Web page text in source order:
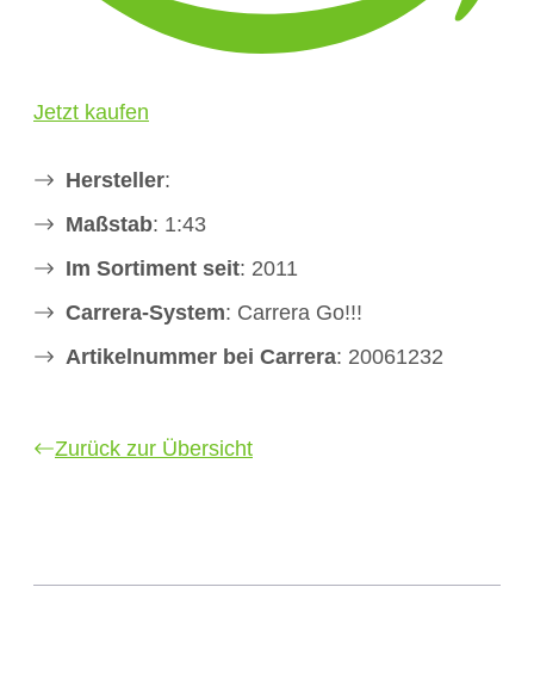
Jetzt kaufen
Hersteller:
Maßstab: 1:43
Im Sortiment seit: 2011
Carrera-System: Carrera Go!!!
Artikelnummer bei Carrera: 20061232
Zurück zur Übersicht